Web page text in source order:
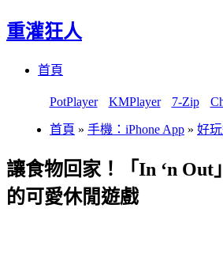
重灌狂人
首頁
PotPlayer KMPlayer 7-Zip
首頁 » 手機：iPhone App » 好
讓食物回家！「In ‘n Out
的可愛休閒遊戲